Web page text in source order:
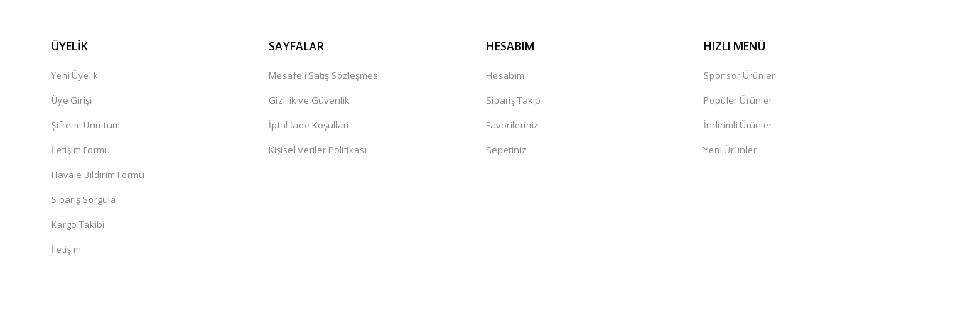
ÜYELİK
Yeni Üyelik
Üye Girişi
Şifremi Unuttum
İletişim Formu
Havale Bildirim Formu
Sipariş Sorgula
Kargo Takibi
İletişim
SAYFALAR
Mesafeli Satış Sözleşmesi
Gizlilik ve Güvenlik
İptal İade Koşullari
Kişisel Veriler Politikası
HESABIM
Hesabım
Sipariş Takip
Favorileriniz
Sepetiniz
HIZLI MENÜ
Sponsor Ürünler
Popüler Ürünler
İndirimli Ürünler
Yeni Ürünler